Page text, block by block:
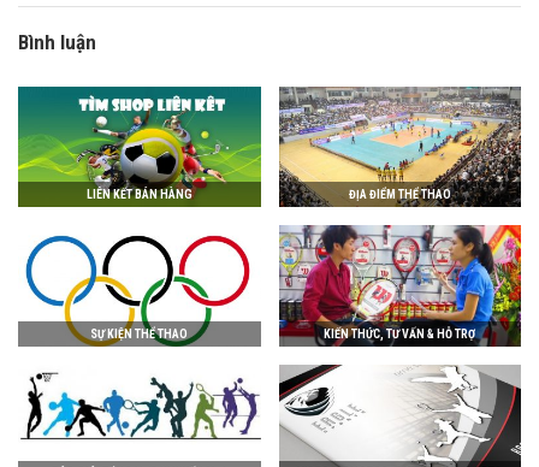
Bình luận
LIÊN KẾT BÁN HÀNG ĐỊA ĐIỂM THỂ THAO
SỰ KIỆN THỂ THAO KIẾN THỨC, TƯ VẤN & HỖ TRỢ